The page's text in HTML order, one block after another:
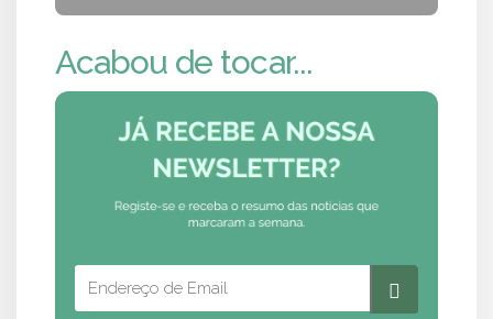
Acabou de tocar...